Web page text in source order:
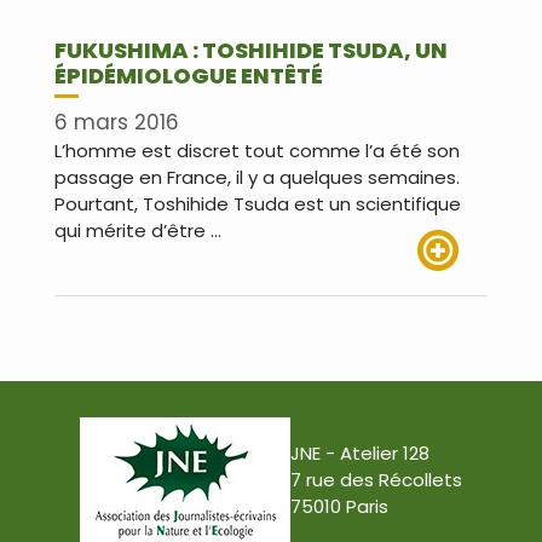
FUKUSHIMA : TOSHIHIDE TSUDA, UN
ÉPIDÉMIOLOGUE ENTÊTÉ
6 mars 2016
L’homme est discret tout comme l’a été son
passage en France, il y a quelques semaines.
Pourtant, Toshihide Tsuda est un scientifique
qui mérite d’être …
JNE - Atelier 128
7 rue des Récollets
75010 Paris